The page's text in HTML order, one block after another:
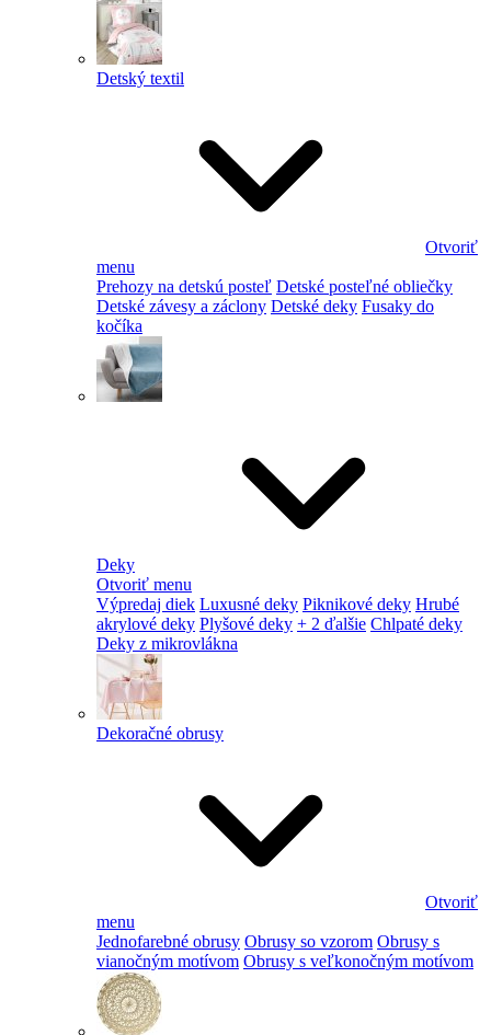
Detský textil
Otvoriť
menu
Prehozy na detskú posteľ Detské posteľné obliečky
Detské závesy a záclony Detské deky Fusaky do
kočíka
Deky
Otvoriť menu
Výpredaj diek Luxusné deky Piknikové deky Hrubé
akrylové deky Plyšové deky + 2 ďalšie Chlpaté deky
Deky z mikrovlákna
Dekoračné obrusy
Otvoriť
menu
Jednofarebné obrusy Obrusy so vzorom Obrusy s
vianočným motívom Obrusy s veľkonočným motívom